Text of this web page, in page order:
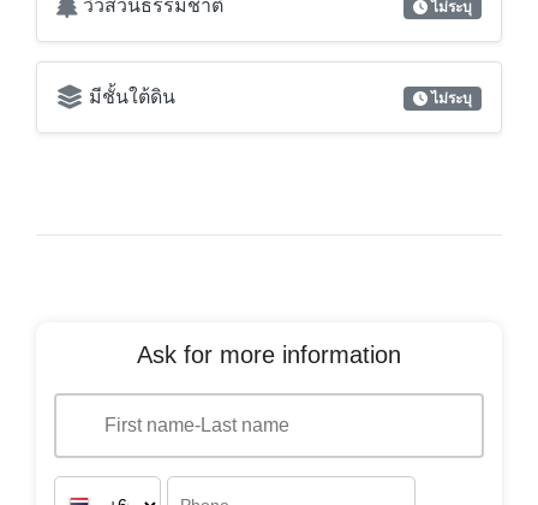
วิวสวนธรรมชาติ ไม่ระบุ
มีชั้นใต้ดิน ไม่ระบุ
Ask for more information